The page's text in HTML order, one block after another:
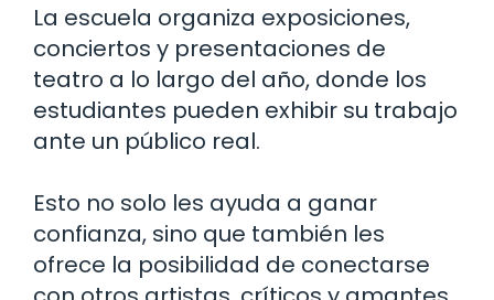
La escuela organiza exposiciones,
conciertos y presentaciones de
teatro a lo largo del año, donde los
estudiantes pueden exhibir su trabajo
ante un público real.
Esto no solo les ayuda a ganar
confianza, sino que también les
ofrece la posibilidad de conectarse